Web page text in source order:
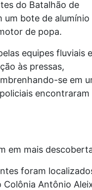
do Batalhão de
um bote de alumínio
de popa.
equipes fluviais e
às pressas,
se em
encontraram
em mais
foram
Colônia Antônio